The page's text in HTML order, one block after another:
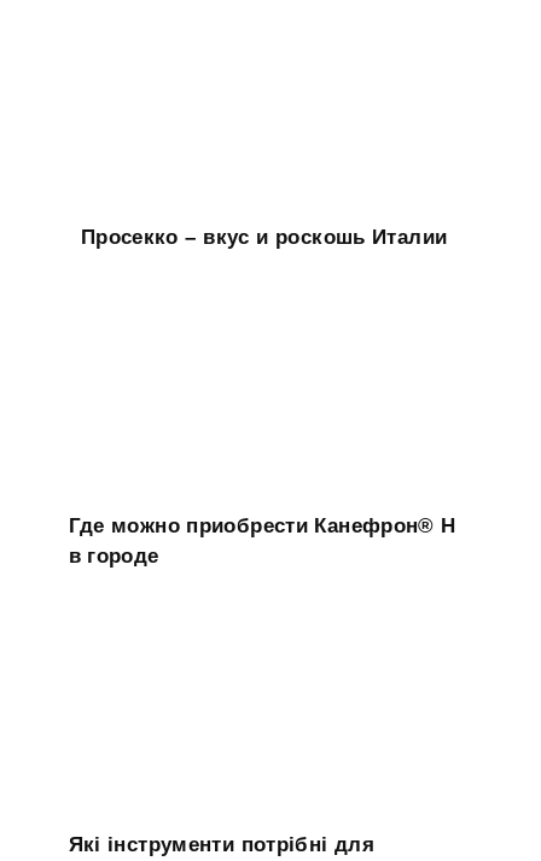
Просекко – вкус и роскошь Италии
Где можно приобрести Канефрон® Н
в городе
Які інструменти потрібні для